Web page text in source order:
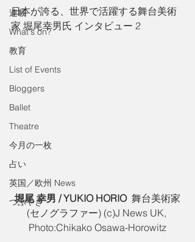
連載
What's on?
教育
List of Events
Bloggers
Ballet
Theatre
今月の一枚
占い
英国／欧州 News
つぶやき
日本が誇る、世界で活躍する舞台美術
家 堀尾幸男氏 インタビュー 2
堀尾 幸男 / YUKIO HORIO 舞台美術家
(セノグラファー) (c)J News UK,
Photo:Chikako Osawa-Horowitz